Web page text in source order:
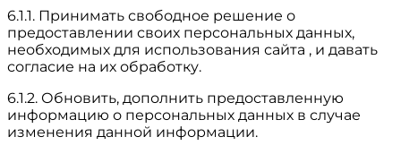
6.1.1. Принимать свободное решение о
предоставлении своих персональных данных,
необходимых для использования сайта , и давать
согласие на их обработку.
6.1.2. Обновить, дополнить предоставленную
информацию о персональных данных в случае
изменения данной информации.